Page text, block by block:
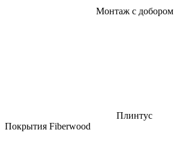
Монтаж с добором
Плинтус
Покрытия Fiberwood